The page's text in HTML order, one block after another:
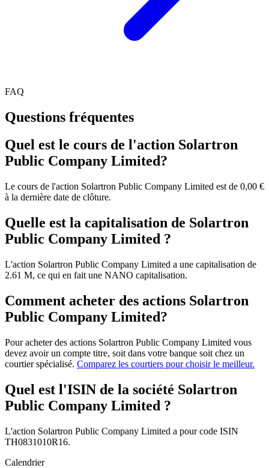
FAQ
Questions fréquentes
Quel est le cours de l'action Solartron
Public Company Limited?
Le cours de l'action Solartron Public Company Limited est de 0,00 €
à la dernière date de clôture.
Quelle est la capitalisation de Solartron
Public Company Limited ?
L'action Solartron Public Company Limited a une capitalisation de
2.61 M, ce qui en fait une NANO capitalisation.
Comment acheter des actions Solartron
Public Company Limited?
Pour acheter des actions Solartron Public Company Limited vous
devez avoir un compte titre, soit dans votre banque soit chez un
courtier spécialisé. Comparez les courtiers pour choisir le meilleur.
Quel est l'ISIN de la société Solartron
Public Company Limited ?
L'action Solartron Public Company Limited a pour code ISIN
TH0831010R16.
Calendrier